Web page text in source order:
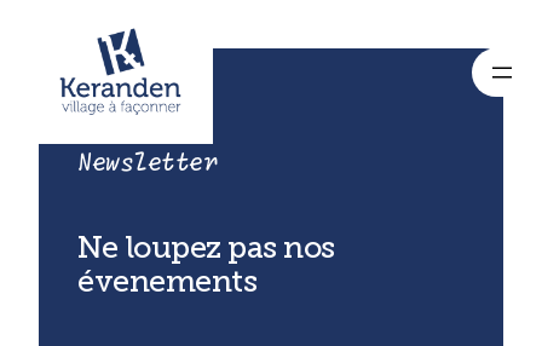
Newsletter
Ne loupez pas nos
évenements